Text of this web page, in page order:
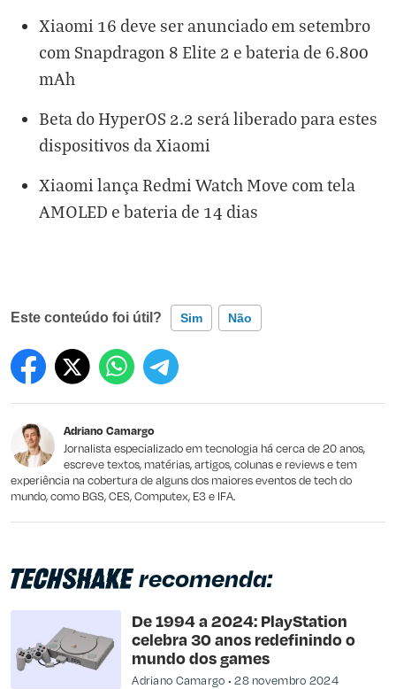
Xiaomi 16 deve ser anunciado em setembro
com Snapdragon 8 Elite 2 e bateria de 6.800
mAh
Beta do HyperOS 2.2 será liberado para estes
dispositivos da Xiaomi
Xiaomi lança Redmi Watch Move com tela
AMOLED e bateria de 14 dias
Este conteúdo foi útil? Sim Não
Este conteúdo contém informação incorreta
Outro
Adriano Camargo
Jornalista especializado em tecnologia há cerca de 20 anos,
escreve textos, matérias, artigos, colunas e reviews e tem
experiência na cobertura de alguns dos maiores eventos de tech do
mundo, como BGS, CES, Computex, E3 e IFA.
recomenda:
De 1994 a 2024: PlayStation
celebra 30 anos redefinindo o
mundo dos games
Adriano Camargo 28 novembro 2024